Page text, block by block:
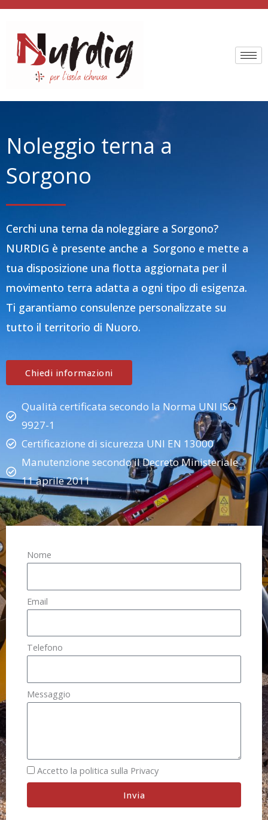
Vai
contenuto
Noleggio terna a
Sorgono
Cerchi una terna da noleggiare a Sorgono?
NURDIG è presente anche a Sorgono e mette a
tua disposizione una flotta aggiornata per il
movimento terra adatta a ogni tipo di esigenza.
Ti garantiamo consulenze personalizzate su
tutto il territorio di Nuoro.
Chiedi informazioni
Qualità certificata secondo la Norma UNI ISO
9927-1
Certificazione di sicurezza UNI EN 13000
Manutenzione secondo il Decreto Ministeriale
11 aprile 2011
Nome
Email
Telefono
Messaggio
Accetto la politica sulla Privacy
Invia